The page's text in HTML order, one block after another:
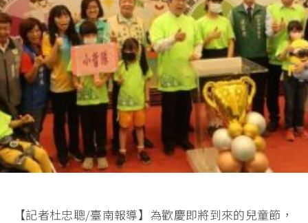
【記者杜忠聰/臺南報導】為歡慶即將到來的兒童節，